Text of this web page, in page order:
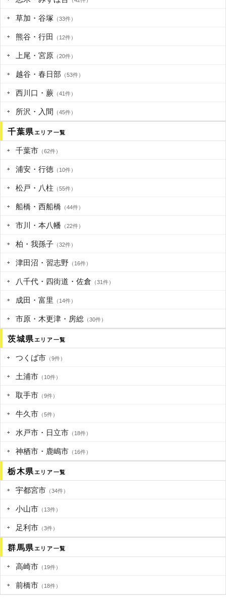
草加・谷塚 （33件）
熊谷・行田 （12件）
上尾・宮原 （20件）
越谷・春日部 （53件）
西川口・蕨 （41件）
所沢・入間 （45件）
千葉県エリア一覧
千葉市 （62件）
浦安・行徳 （10件）
松戸・八柱 （55件）
船橋・西船橋 （44件）
市川・本八幡 （22件）
柏・我孫子 （32件）
津田沼・習志野 （16件）
八千代・四街道・佐倉 （31件）
成田・富里 （14件）
市原・木更津・房総 （30件）
茨城県エリア一覧
つくば市 （9件）
土浦市 （10件）
取手市 （9件）
牛久市 （5件）
水戸市・日立市 （18件）
神栖市・鹿嶋市 （16件）
栃木県エリア一覧
宇都宮市 （34件）
小山市 （13件）
足利市 （3件）
群馬県エリア一覧
高崎市 （19件）
前橋市 （18件）